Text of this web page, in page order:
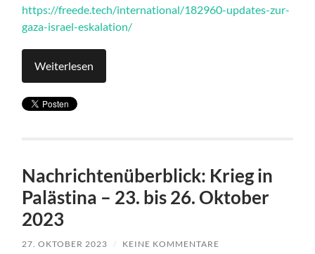
https://freede.tech/international/182960-updates-zur-
gaza-israel-eskalation/
Weiterlesen
Nachrichtenüberblick: Krieg in
Palästina – 23. bis 26. Oktober
2023
27. OKTOBER 2023 / KEINE KOMMENTARE